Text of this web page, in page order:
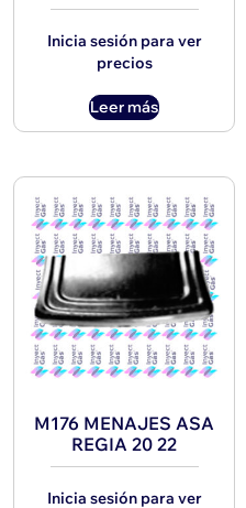
Inicia sesión para ver
precios
Leer más
M176 MENAJES ASA
REGIA 20 22
Inicia sesión para ver